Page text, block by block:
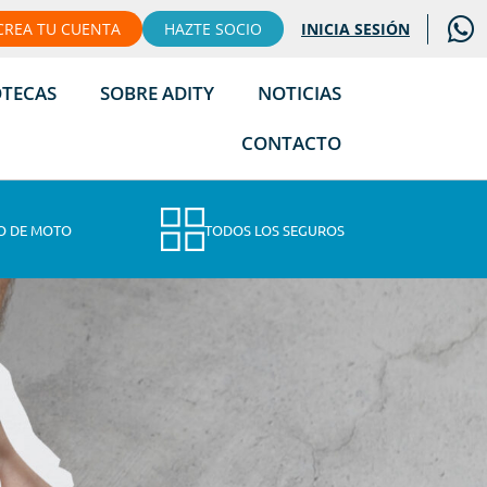
TU CUENTA HAZTE SOCIO INICIA SESIÓN
SOBRE ADITY
NOTICIAS
CONTACTO
DE MOTO TODOS LOS SEGUROS